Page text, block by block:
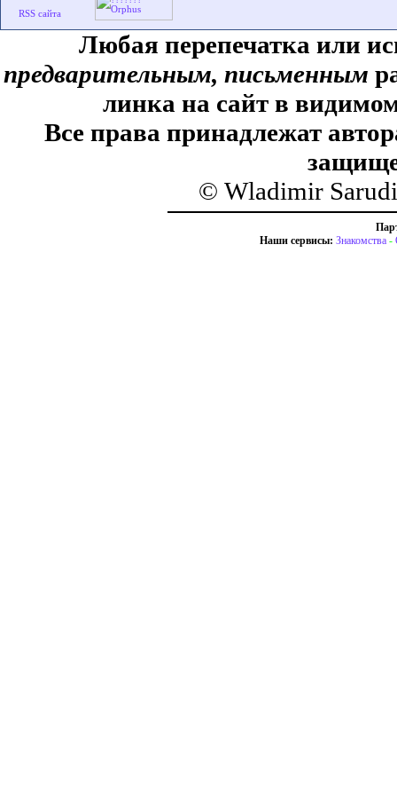
Любая перепечатка или
предварительным, письменным
линка на сайт в
Все права принадлежат
© Wladimir
Наши сервисы: Знакомства -